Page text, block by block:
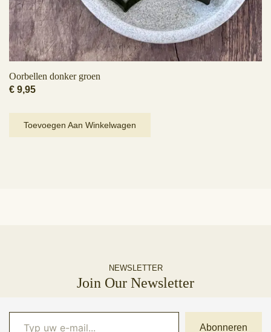
Oorbellen donker groen
€ 9,95
Toevoegen Aan Winkelwagen
NEWSLETTER
Join Our Newsletter
Typ uw e-mail...
Abonneren